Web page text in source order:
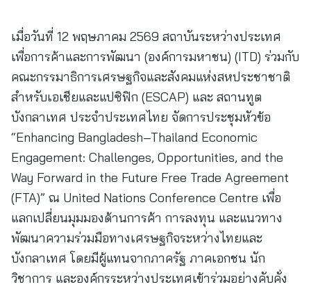
เมื่อวันที่ 12 พฤษภาคม 2569 สถาบันระหว่างประเทศ
เพื่อการค้าและการพัฒนา (องค์การมหาชน) (ITD) ร่วมกับ
คณะกรรมาธิการเศรษฐกิจและสังคมแห่งสหประชาชาติ
สำหรับเอเชียและแปซิฟิก (ESCAP) และ สถานทูต
บังกลาเทศ ประจำประเทศไทย จัดการประชุมหัวข้อ
“Enhancing Bangladesh–Thailand Economic
Engagement: Challenges, Opportunities, and the
Way Forward in the Future Free Trade Agreement
(FTA)” ณ United Nations Conference Centre เพื่อ
แลกเปลี่ยนมุมมองด้านการค้า การลงทุน และแนวทาง
พัฒนาความร่วมมือทางเศรษฐกิจระหว่างไทยและ
บังกลาเทศ โดยมีผู้แทนจากภาครัฐ ภาคเอกชน นัก
วิชาการ และองค์กรระหว่างประเทศเข้าร่วมอย่างคับคั่ง